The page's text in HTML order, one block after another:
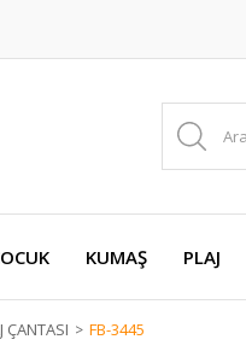
KUMAŞ PLAJ
ÇANTASI FB-3445